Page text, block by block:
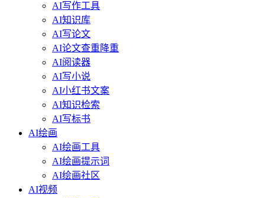
AI写作工具
AI知识库
AI写论文
AI论文查重降重
AI阅读器
AI写小说
AI小红书文案
AI知识检索
AI写标书
AI绘画
AI绘画工具
AI绘画提示词
AI绘画社区
AI视频